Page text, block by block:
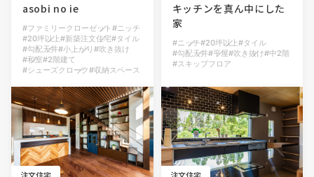
asobi no ie
ファミリークローゼット
ニッチ
20坪以上
新築注文住宅
タイル
勾配天井 小上がり
吹き抜け
和室
2階建て
シューズクローク
収納スペース
キッチンを真ん中にした
家
ニッチ 20坪以上 タイル
勾配天井 平屋 吹き抜け 中2階
スキップフロア
注文住宅 注文住宅